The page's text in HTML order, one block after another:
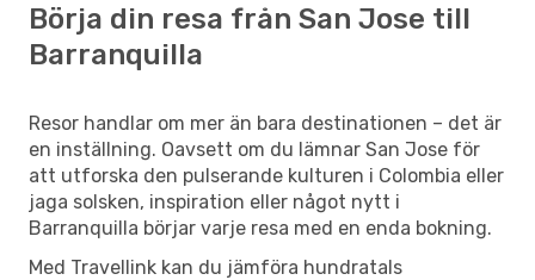
Börja din resa från San Jose till
Barranquilla
Resor handlar om mer än bara destinationen – det är
en inställning. Oavsett om du lämnar San Jose för
att utforska den pulserande kulturen i Colombia eller
jaga solsken, inspiration eller något nytt i
Barranquilla börjar varje resa med en enda bokning.
Med Travellink kan du jämföra hundratals